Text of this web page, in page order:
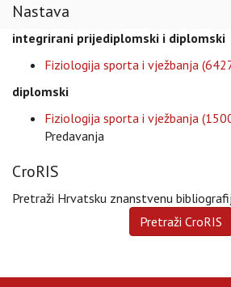
Nastava
integrirani prijediplomski i diplomski
Fiziologija sporta i vježbanja
diplomski
Fiziologija sporta i vježbanja
Predavanja
CroRIS
Pretraži Hrvatsku znanstvenu